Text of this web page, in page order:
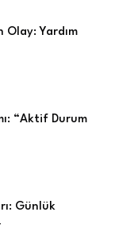
Olay: Yardım
“Aktif Durum
Günlük